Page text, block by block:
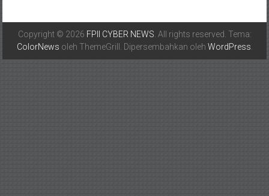
Copyright © 2026 FPII CYBER NEWS . All rights reserved. Tema:
ColorNews oleh ThemeGrill. Dipersembahkan oleh WordPress